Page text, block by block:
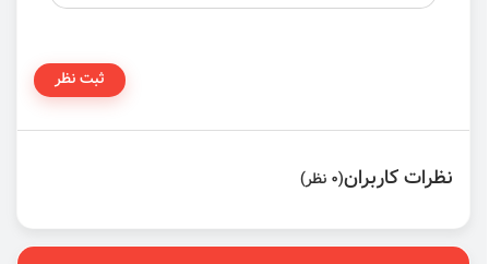
ثبت نظر
نظرات کاربران(0 نظر)